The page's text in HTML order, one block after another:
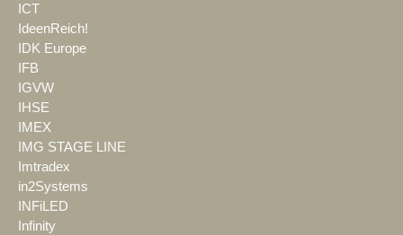
ICT
IdeenReich!
IDK Europe
IFB
IGVW
IHSE
IMEX
IMG STAGE LINE
Imtradex
in2Systems
INFiLED
Infinity